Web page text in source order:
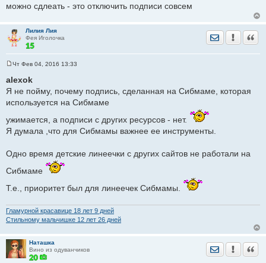
е
можно сдлеать - это отключить подписи совсем
Лилия Лия
Фея Иголочка
Отправить
о
б
е
и
Чт Фев 04, 2016 13:33
alexok
Я не пойму, почему подпись, сделанная на Сибмаме, которая
используется на Сибмаме
ужимается, а подписи с других ресурсов - нет.
Я думала ,что для Сибмамы важнее ее инструменты.
Одно время детские линеечки с других сайтов не работали на
Сибмаме
Т.е., приоритет был для линеечек Сибмамы.
Гламурной красавице 18 лет 9 дней
Стильному мальчишке 12 лет 26 дней
Наташка
Вино из одуванчиков
Отправить